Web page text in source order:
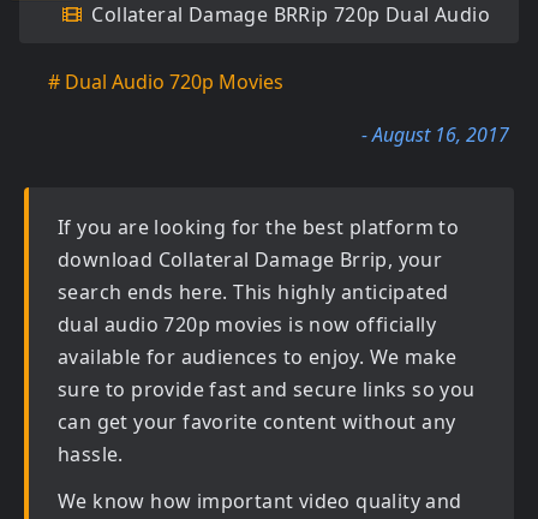
Collateral Damage BRRip 720p Dual Audio
# Dual Audio 720p Movies
- August 16, 2017
If you are looking for the best platform to
download Collateral Damage Brrip, your
search ends here. This highly anticipated
dual audio 720p movies is now officially
available for audiences to enjoy. We make
sure to provide fast and secure links so you
can get your favorite content without any
hassle.
We know how important video quality and